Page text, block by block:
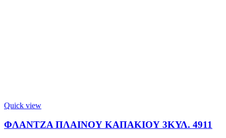
Quick view
ΦΛΑΝΤΖΑ ΠΛΑΙΝΟΥ ΚΑΠΑΚΙΟΥ 3ΚΥΛ. 4911